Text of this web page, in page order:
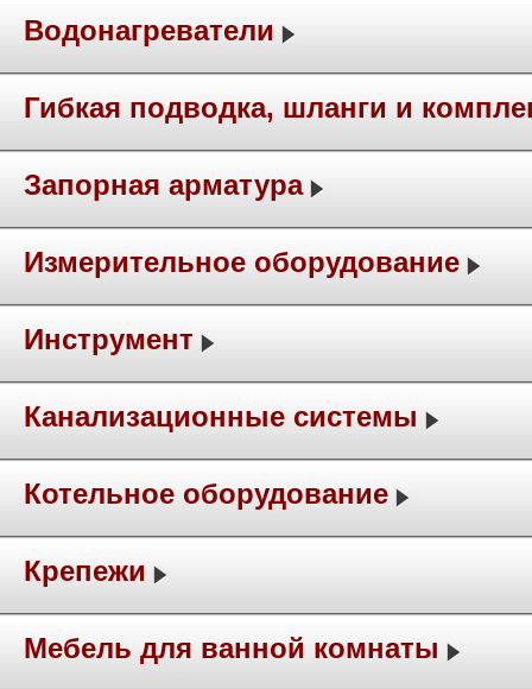
Водонагреватели
Гибкая подводка, шланги и
Запорная арматура
Измерительное оборудование
Инструмент
Канализационные системы
Котельное оборудование
Крепежи
Мебель для ванной комнаты